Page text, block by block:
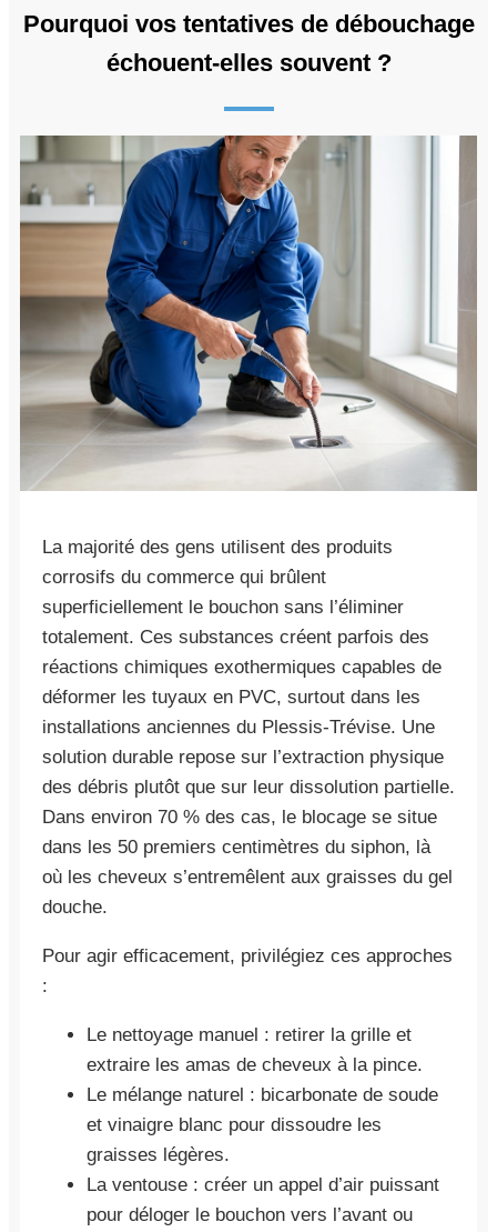
Pourquoi vos tentatives de débouchage
échouent-elles souvent ?
La majorité des gens utilisent des produits
corrosifs du commerce qui brûlent
superficiellement le bouchon sans l’éliminer
totalement. Ces substances créent parfois des
réactions chimiques exothermiques capables de
déformer les tuyaux en PVC, surtout dans les
installations anciennes du Plessis-Trévise. Une
solution durable repose sur l’extraction physique
des débris plutôt que sur leur dissolution partielle.
Dans environ 70 % des cas, le blocage se situe
dans les 50 premiers centimètres du siphon, là
où les cheveux s’entremêlent aux graisses du gel
douche.
Pour agir efficacement, privilégiez ces approches
:
Le nettoyage manuel : retirer la grille et
extraire les amas de cheveux à la pince.
Le mélange naturel : bicarbonate de soude
et vinaigre blanc pour dissoudre les
graisses légères.
La ventouse : créer un appel d’air puissant
pour déloger le bouchon vers l’avant ou